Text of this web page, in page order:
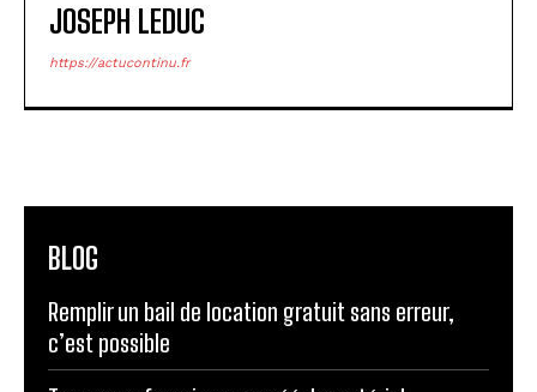
JOSEPH LEDUC
https://actucontinu.fr
BLOG
Remplir un bail de location gratuit sans erreur,
c’est possible